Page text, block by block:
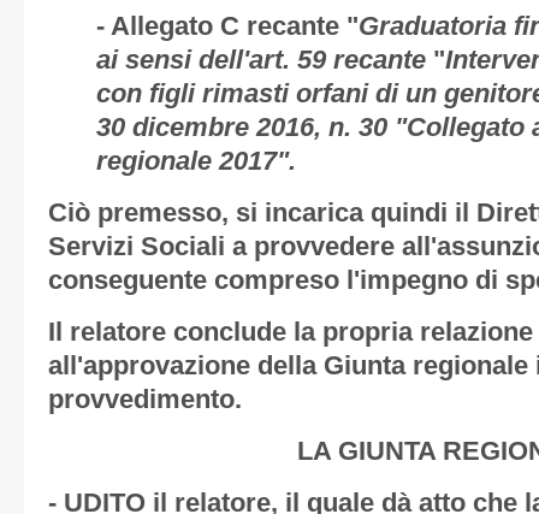
- Allegato C recante "Graduatoria
ai sensi dell'art. 59 recante "
con figli rimasti orfani di un
30 dicembre 2016, n. 30
regionale 2017".
Ciò premesso, si incarica quindi il
Servizi Sociali a provvedere
conseguente compreso l'impegno di
Il relatore conclude la propria
all'approvazione della Giunta regionale
provvedimento.
LA GIUNTA
- UDITO il relatore, il quale dà atto che